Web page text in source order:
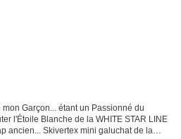
Garçon... étant un Passionné du
l'Étoile Blanche de la WHITE STAR LINE
ancien... Skivertex mini galuchat de la